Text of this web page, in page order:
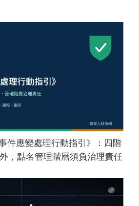
件應變處理行動指引》：四階
，點名管理階層須負治理責任